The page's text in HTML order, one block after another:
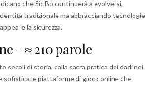
che Sic Bo continuerà a evolversi,
tradizionale ma abbracciando tecnologie
e la sicurezza.
– ≈ 210 parole
secoli di storia, dalla sacra pratica dei dadi nei
sofisticate piattaforme di gioco online che